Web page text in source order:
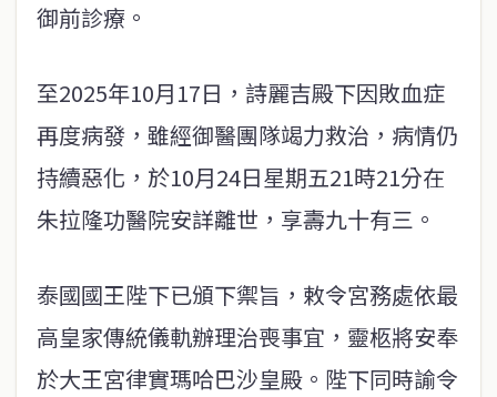
御前診療。
至2025年10月17日，詩麗吉殿下因敗血症
再度病發，雖經御醫團隊竭力救治，病情仍
持續惡化，於10月24日星期五21時21分在
朱拉隆功醫院安詳離世，享壽九十有三。
泰國國王陛下已頒下禦旨，敕令宮務處依最
高皇家傳統儀軌辦理治喪事宜，靈柩將安奉
於大王宮律實瑪哈巴沙皇殿。陛下同時諭令